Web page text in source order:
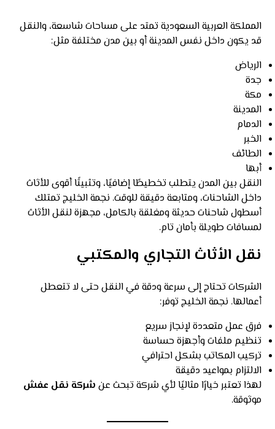
المملكة العربية السعودية تمتد على مساحات شاسعة، والنقل
قد يكون داخل نفس المدينة أو بين مدن مختلفة مثل:
الرياض
جدة
مكة
المدينة
الدمام
الخبر
الطائف
أبها
النقل بين المدن يتطلب تخطيطًا إضافيًا، وتثبيتًا أقوى للأثاث
داخل الشاحنات، ومتابعة دقيقة للوقت. نجمة الخليج تمتلك
أسطول شاحنات حديثة ومغلقة بالكامل، مجهزة لنقل الأثاث
لمسافات طويلة بأمان تام.
نقل الأثاث التجاري والمكتبي
الشركات تحتاج إلى سرعة ودقة في النقل حتى لا تتعطل
أعمالها. نجمة الخليج توفر:
فرق عمل متعددة لإنجاز سريع
تنظيم ملفات وأجهزة حساسة
تركيب المكاتب بشكل احترافي
الالتزام بمواعيد دقيقة
لهذا تعتبر خيارًا مثاليًا لأي شركة تبحث عن شركة نقل عفش
موثوقة.